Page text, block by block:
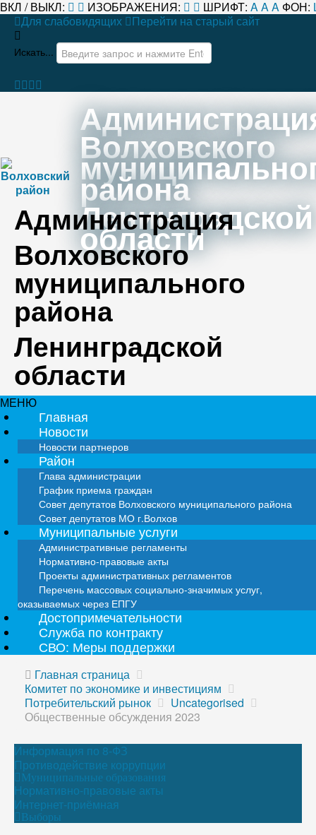
ВКЛ / ВЫКЛ: ИЗОБРАЖЕНИЯ: ШРИФТ: AAA ФОН:
Для слабовидящих
Перейти на старый сайт
Искать...
Волховского
района
Ленинградской
области
Администрация
Волховского
муниципального
района
Ленинградской
области
МЕНЮ
Главная
Новости
Новости партнеров
Район
Глава администрации
График приема граждан
Совет депутатов Волховского муниципального района
Совет депутатов МО г.Волхов
Муниципальные услуги
Административные регламенты
Нормативно-правовые акты
Проекты административных регламентов
Перечень массовых социально-значимых услуг,
оказываемых через ЕПГУ
Достопримечательности
Служба по контракту
СВО: Меры поддержки
Главная страница
Комитет по экономике и инвестициям
Потребительский рынок
Uncategorised
Общественные обсуждения 2023
Информация по 8-ФЗ
Противодействие коррупции
Муниципальные образования
Нормативно-правовые акты
Интернет-приёмная
Выборы